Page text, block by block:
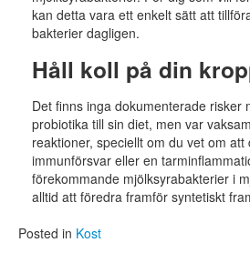
kan detta vara ett enkelt sätt att
bakterier dagligen.
Håll koll på din
Det finns inga dokumenterade risker
probiotika till sin diet, men var
reaktioner, speciellt om du vet om
immunförsvar eller en
förekommande mjölksyrabakterier i
alltid att föredra framför syntetiskt
Posted in Kost